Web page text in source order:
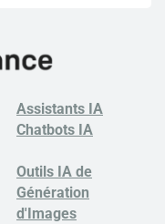
Assistants IA
Chatbots IA
Outils IA de
Génération
d'Images